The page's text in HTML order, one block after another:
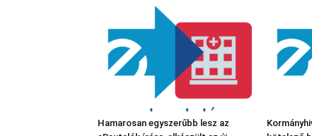
Hamarosan egyszerűbb lesz az